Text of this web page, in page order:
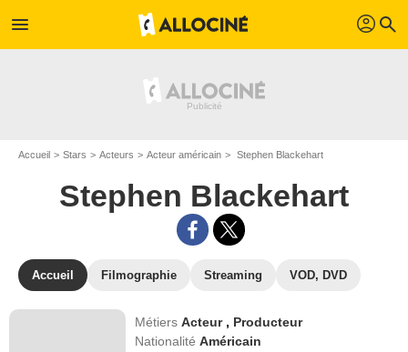
menu profil search
Accueil Stars Acteurs Acteur américain Stephen Blackehart
Stephen Blackehart
Accueil Filmographie Streaming VOD, DVD
MétiersActeur , Producteur
NationalitéAméricain